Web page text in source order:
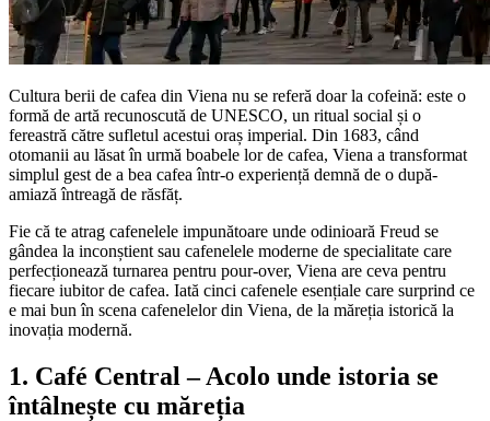
Cultura berii de cafea din Viena nu se referă doar la cofeină: este o
formă de artă recunoscută de UNESCO, un ritual social și o
fereastră către sufletul acestui oraș imperial. Din 1683, când
otomanii au lăsat în urmă boabele lor de cafea, Viena a transformat
simplul gest de a bea cafea într-o experiență demnă de o după-
amiază întreagă de răsfăț.
Fie că te atrag cafenelele impunătoare unde odinioară Freud se
gândea la inconștient sau cafenelele moderne de specialitate care
perfecționează turnarea pentru pour-over, Viena are ceva pentru
fiecare iubitor de cafea. Iată cinci cafenele esențiale care surprind ce
e mai bun în scena cafenelelor din Viena, de la măreția istorică la
inovația modernă.
1. Café Central – Acolo unde istoria se
întâlnește cu măreția